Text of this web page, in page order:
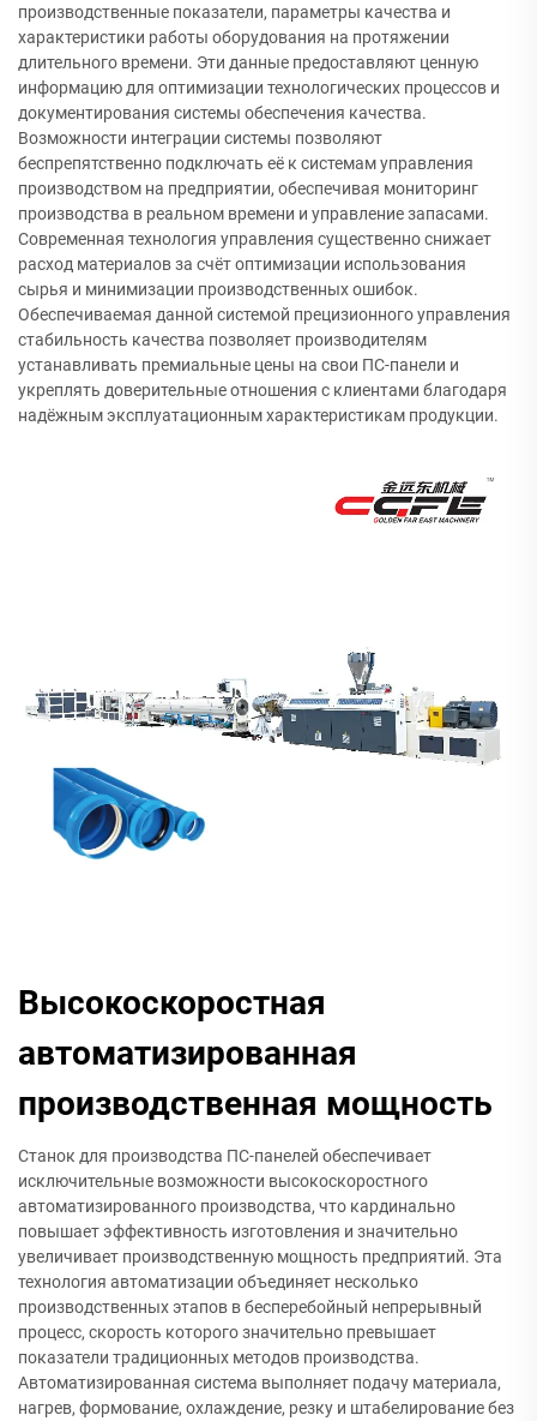
производственные показатели, параметры качества и
характеристики работы оборудования на протяжении
длительного времени. Эти данные предоставляют ценную
информацию для оптимизации технологических процессов и
документирования системы обеспечения качества.
Возможности интеграции системы позволяют
беспрепятственно подключать её к системам управления
производством на предприятии, обеспечивая мониторинг
производства в реальном времени и управление запасами.
Современная технология управления существенно снижает
расход материалов за счёт оптимизации использования
сырья и минимизации производственных ошибок.
Обеспечиваемая данной системой прецизионного управления
стабильность качества позволяет производителям
устанавливать премиальные цены на свои ПС-панели и
укреплять доверительные отношения с клиентами благодаря
надёжным эксплуатационным характеристикам продукции.
Высокоскоростная
автоматизированная
производственная мощность
Станок для производства ПС-панелей обеспечивает
исключительные возможности высокоскоростного
автоматизированного производства, что кардинально
повышает эффективность изготовления и значительно
увеличивает производственную мощность предприятий. Эта
технология автоматизации объединяет несколько
производственных этапов в бесперебойный непрерывный
процесс, скорость которого значительно превышает
показатели традиционных методов производства.
Автоматизированная система выполняет подачу материала,
нагрев, формование, охлаждение, резку и штабелирование без